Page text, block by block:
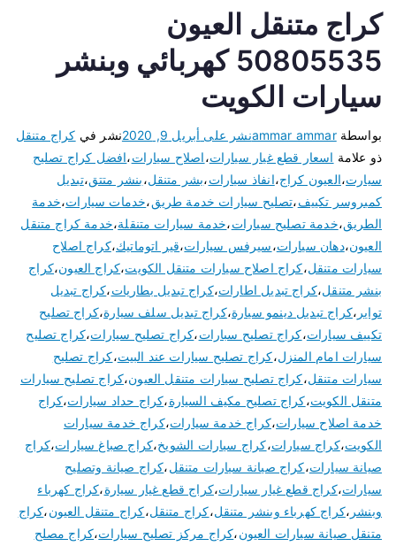
كراج متنقل العيون
50805535 كهربائي وبنشر
سيارات الكويت
بواسطةammar ammarنشر على أبريل 9, 2020 نشر في كراج متنقل
ذو علامة اسعار قطع غيار سيارات،اصلاح سيارات،افضل كراج تصليح
سيارت،العيون كراج،انفاذ سيارات،بشر متنقل،بنشر متتق،تبديل
كمبروسر تكييف،تصليح سيارات خدمة طريق،خدمات سيارات،خدمة
الطريق،خدمة تصليح سيارات،خدمة سيارات متنقلة،خدمة كراج متنقل
العيون،دهان سيارات،سيرفس سيارات،قير اتوماتيك،كراج اصلاح
سيارات متنقل،كراج اصلاح سيارات متنقل الكويت،كراج العيون،كراج
بنشر متنقل،كراج تبديل اطارات،كراج تبديل بطاريات،كراج تبديل
تواير ،كراج تبديل دينمو سيارة،كراج تبديل سلف سيارة،كراج تصليح
تكييف سيارات،كراج تصليح سبارات،كراج تصليح سيارات،كراج تصليح
سيارات امام المنزل،كراج تصليح سيارات عند البيت،كراج تصليح
سيارات متنقل،كراج تصليح سيارات متنقل العيون،كراج تصليح سيارات
متنقل الكويت،كراج تصليح مكيف السيارة،كراج حداد سيارات،كراج
خدمة اصلاح سيارات،كراج خدمة سيارات،كراج خدمة سيارات
الكويت،كراج سيارات،كراج سيارات الشويخ،كراج صباغ سيارات،كراج
صيانة سيارات،كراج صيانة سيارات متنقل،كراج صيانة وتصليح
سيارات،كراج قطع غيار سيارات،كراج قطع غيار سيارة،كراج كهرباء
وبنشر ،كراج كهرباء وبنشر متنقل،كراج متنقل،كراج متنقل العيون،كراج
متنقل صيانة سيارات العيون،كراج مركز تصليح سيارات،كراج مصلح